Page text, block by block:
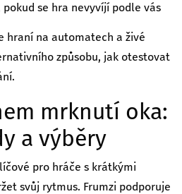
se hra nevyvíjí podle vás
hraní na automatech a živé
způsobu, jak otestovat
mrknutí oka:
a výběry
pro hráče s krátkými
svůj rytmus. Frumzi podporuje